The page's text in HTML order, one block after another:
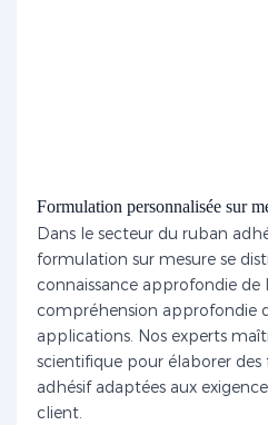
Formulation personnalisée sur
Dans le secteur du ruban
formulation sur mesure se
connaissance approfondie de
compréhension approfondie
applications. Nos experts
scientifique pour élaborer
adhésif adaptées aux
client.